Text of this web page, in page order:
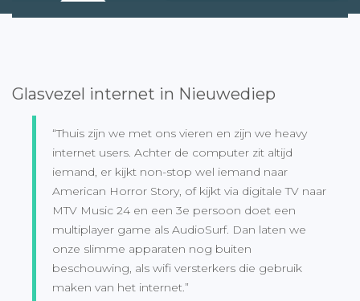
Glasvezel internet in Nieuwediep
“Thuis zijn we met ons vieren en zijn we heavy
internet users. Achter de computer zit altijd
iemand, er kijkt non-stop wel iemand naar
American Horror Story, of kijkt via digitale TV naar
MTV Music 24 en een 3e persoon doet een
multiplayer game als AudioSurf. Dan laten we
onze slimme apparaten nog buiten
beschouwing, als wifi versterkers die gebruik
maken van het internet.”